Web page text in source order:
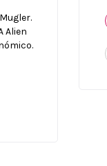
Alien